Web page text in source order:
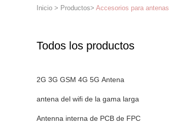
Inicio > Productos> Accesorios para antenas
Todos los productos
2G 3G GSM 4G 5G Antena
antena del wifi de la gama larga
Antenna interna de PCB de FPC